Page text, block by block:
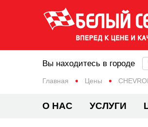
Главная Цены
Вы находитесь в городе
О НАС УСЛУГИ